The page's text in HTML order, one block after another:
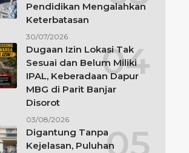
Pendidikan Mengalahkan
Keterbatasan
30/07/2026
Dugaan Izin Lokasi Tak
Sesuai dan Belum Miliki
IPAL, Keberadaan Dapur
MBG di Parit Banjar
Disorot
03/08/2026
Digantung Tanpa
Kejelasan, Puluhan